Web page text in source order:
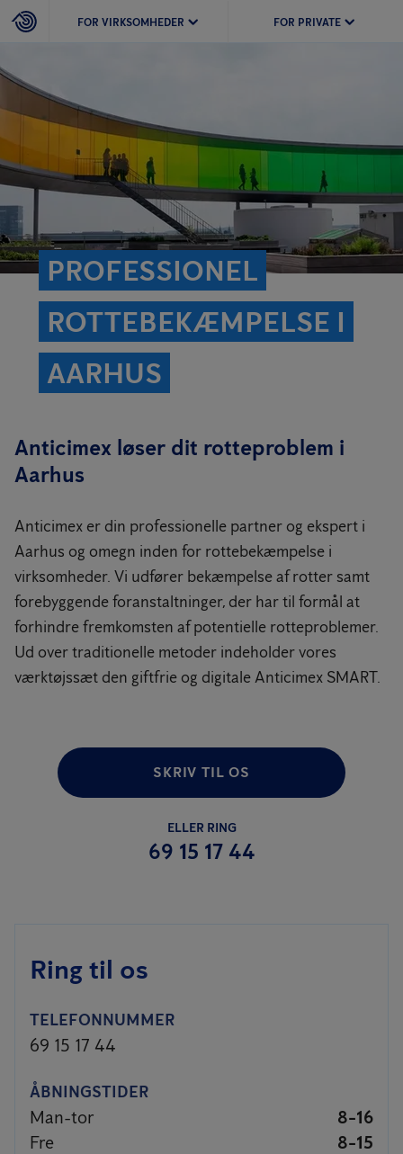
FOR VIRKSOMHEDER FOR PRIVATE
PROFESSIONEL
ROTTEBEKÆMPELSE I
AARHUS
Anticimex løser dit rotteproblem i
Aarhus
Anticimex er din professionelle partner og ekspert i
Aarhus og omegn inden for rottebekæmpelse i
virksomheder. Vi udfører bekæmpelse af rotter samt
forebyggende foranstaltninger, der har til formål at
forhindre fremkomsten af potentielle rotteproblemer.
Ud over traditionelle metoder indeholder vores
værktøjssæt den giftfrie og digitale Anticimex SMART.
SKRIV TIL OS
ELLER RING
69 15 17 44
Ring til os
TELEFONNUMMER
69 15 17 44
ÅBNINGSTIDER
Man-tor
8-16
Fre
8-15